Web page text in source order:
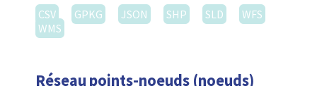
CSV
GPKG JSON SHP SLD
WFS
WMS
Réseau points-noeuds (noeuds)